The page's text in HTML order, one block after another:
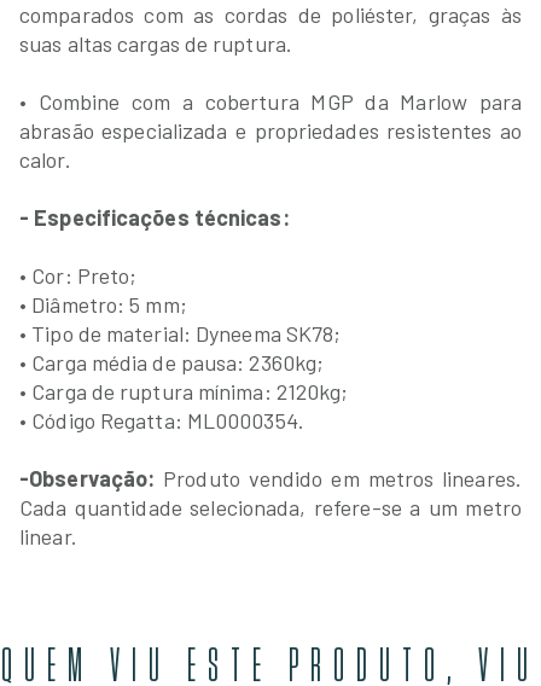
comparados com as cordas de poliéster, graças às
suas altas cargas de ruptura.
• Combine com a cobertura MGP da Marlow para
abrasão especializada e propriedades resistentes ao
calor.
- Especificações técnicas:
• Cor: Preto;
• Diâmetro: 5 mm;
• Tipo de material: Dyneema SK78;
• Carga média de pausa: 2360kg;
• Carga de ruptura mínima: 2120kg;
• Código Regatta: ML0000354.
-Observação: Produto vendido em metros lineares.
Cada quantidade selecionada, refere-se a um metro
linear.
QUEM VIU ESTE PRODUTO, VIU